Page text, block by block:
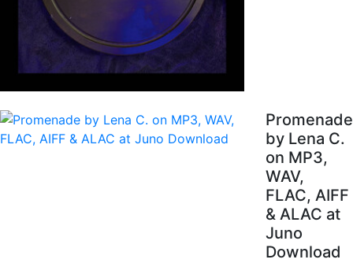
Promenade
by Lena C.
on MP3,
WAV,
FLAC, AIFF
& ALAC at
Juno
Download